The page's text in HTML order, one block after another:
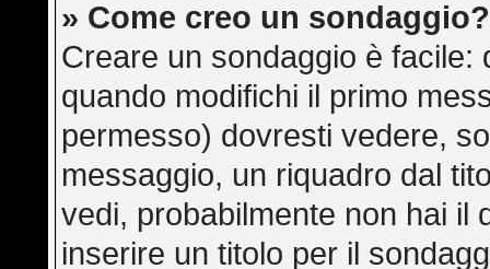
» Come creo un sondaggio?
Creare un sondaggio è
quando modifichi il primo
permesso) dovresti vedere,
messaggio, un riquadro dal
vedi, probabilmente non hai il
inserire un titolo per il